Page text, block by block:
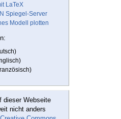
LaTeX
Spiegel-Server
Modell plotten
dieser Webseite
nicht anders